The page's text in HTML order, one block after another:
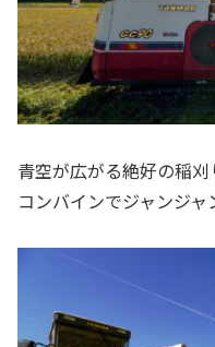
青空が広がる絶好の稲刈
コンバインでジャンジャ